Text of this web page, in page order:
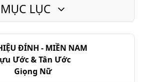
24
26
27
ĐÍNH - MIỀN NAM
Ước & Tân Ước
Giọng Nữ
MỤC LỤC